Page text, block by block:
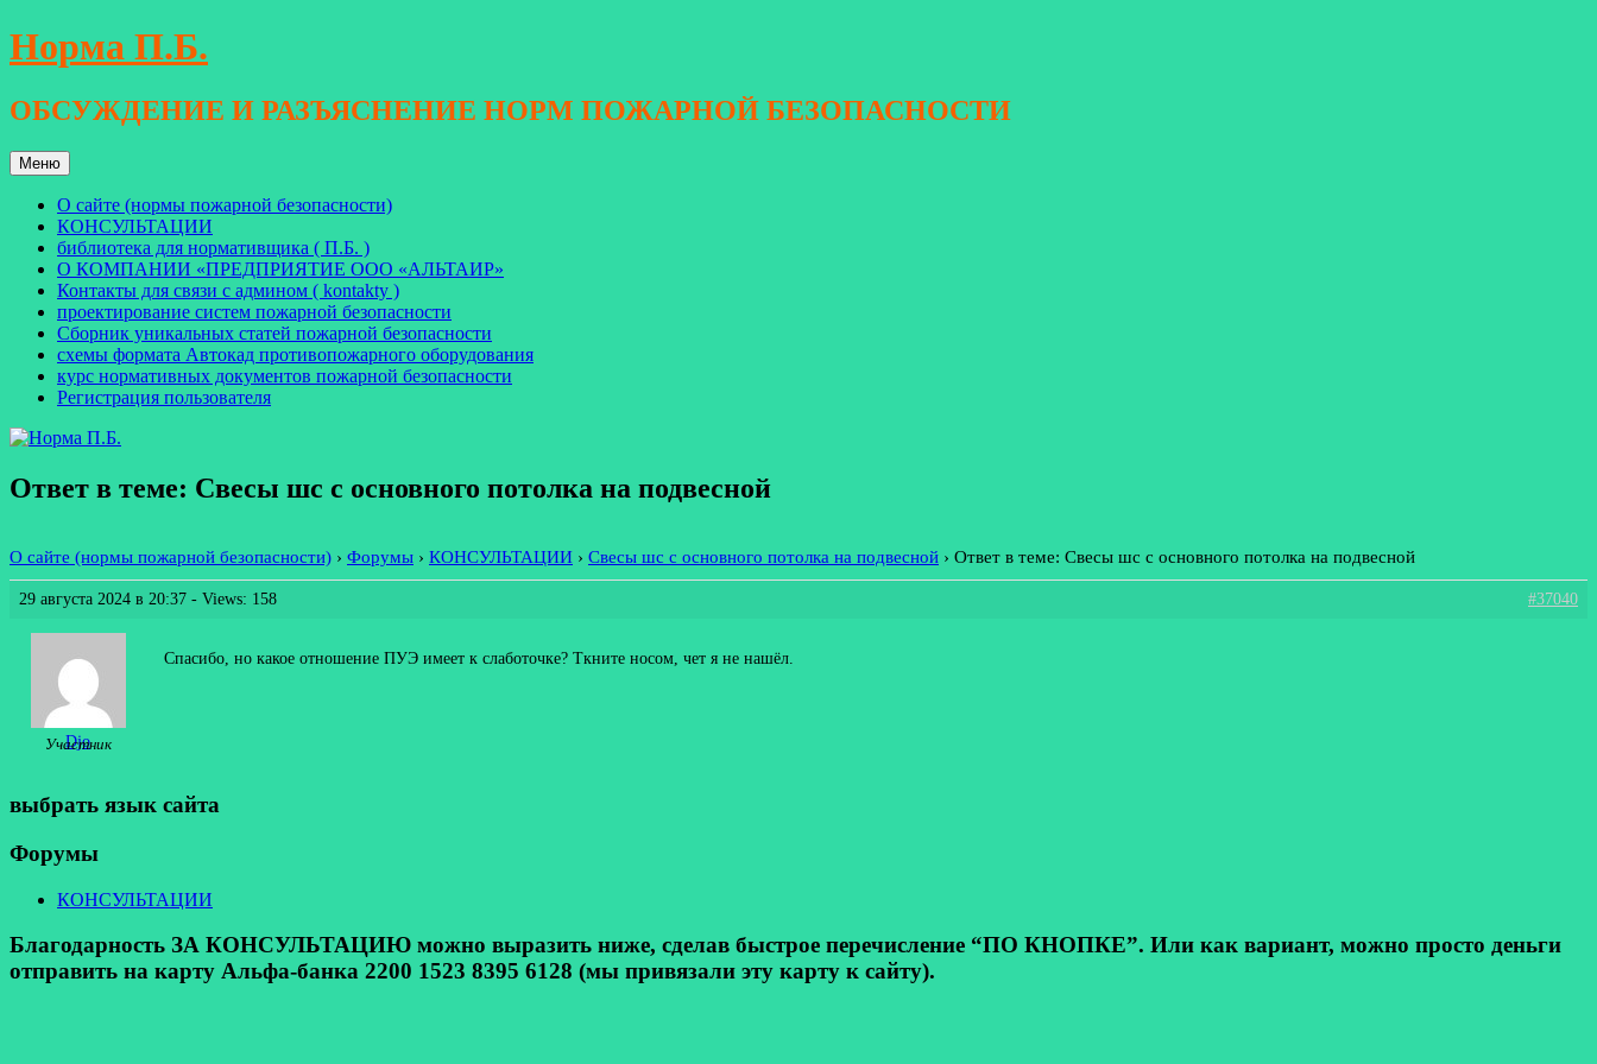
Перейти
к
Норма П.Б.
ОБСУЖДЕНИЕ И РАЗЪЯСНЕНИЕ НОРМ ПОЖАРНОЙ БЕЗОПАСНОСТИ
Меню
О сайте (нормы пожарной безопасности)
КОНСУЛЬТАЦИИ
библиотека для нормативщика ( П.Б. )
О КОМПАНИИ «ПРЕДПРИЯТИЕ ООО «АЛЬТАИР»
Контакты для связи с админом ( kontakty )
проектирование систем пожарной безопасности
Сборник уникальных статей пожарной безопасности
схемы формата Автокад противопожарного оборудования
курс нормативных документов пожарной безопасности
Регистрация пользователя
Ответ в теме: Свесы шс с основного потолка на подвесной
О сайте (нормы пожарной безопасности) › Форумы › КОНСУЛЬТАЦИИ › Свесы шс с основного потолка на подвесной › Ответ в теме: Свесы шс с основного потолка на подвесной
29 августа 2024 в 20:37 - Views: 158 #37040
Djo
Участник
Спасибо, но какое отношение ПУЭ имеет к слаботочке? Ткните носом, чет я не нашёл.
выбрать язык сайта
Форумы
КОНСУЛЬТАЦИИ
Благодарность ЗА КОНСУЛЬТАЦИЮ можно выразить ниже, сделав быстрое перечисление “ПО КНОПКЕ”. Или как вариант, можно просто деньги
отправить на карту Альфа-банка 2200 1523 8395 6128 (мы привязали эту карту к сайту).